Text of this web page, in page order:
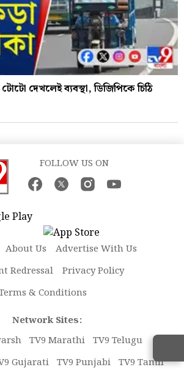
দেখলেই ব্যবস্থা, ডিজিপিকে চিঠি
FOLLOW US ON
About Us
Advertise With Us
Redressal
Privacy Policy
& Conditions
Network Sites:
TV9 Marathi TV9 Telugu
Gujarati TV9 Punjabi TV9 Tamil